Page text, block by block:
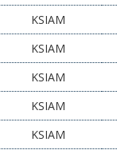
KSIAM
KSIAM
KSIAM
KSIAM
KSIAM